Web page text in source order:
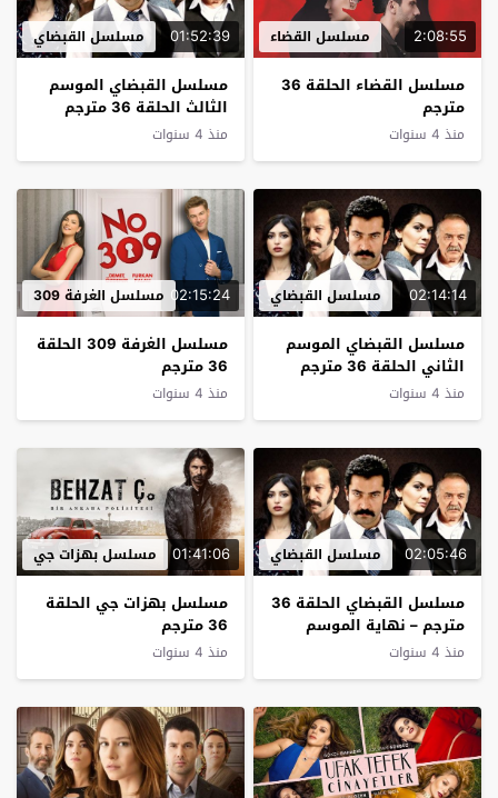
2:08:55 مسلسل القضاء
مسلسل القضاء الحلقة 36
مترجم
منذ 4 سنوات
01:52:39 مسلسل القبضاي
مسلسل القبضاي الموسم
الثالث الحلقة 36 مترجم
منذ 4 سنوات
02:14:14 مسلسل القبضاي
مسلسل القبضاي الموسم
الثاني الحلقة 36 مترجم
منذ 4 سنوات
02:15:24 مسلسل الغرفة 309
مسلسل الغرفة 309 الحلقة
36 مترجم
منذ 4 سنوات
02:05:46 مسلسل القبضاي
مسلسل القبضاي الحلقة 36
مترجم – نهاية الموسم
الاول
منذ 4 سنوات
01:41:06 مسلسل بهزات جي
مسلسل بهزات جي الحلقة
36 مترجم
منذ 4 سنوات